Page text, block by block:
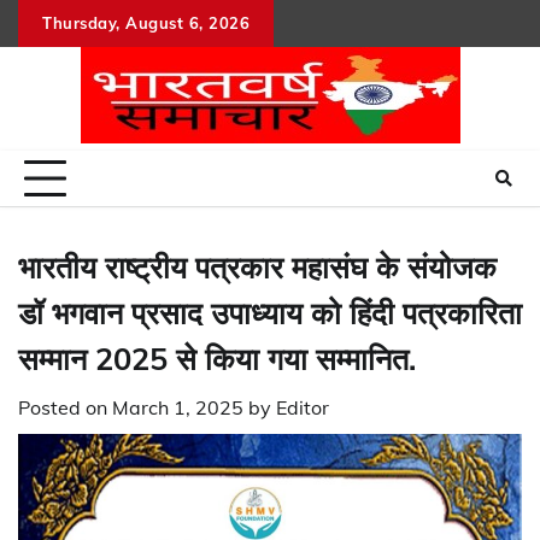
to
Thursday, August 6, 2026
भारतीय राष्ट्रीय पत्रकार महासंघ के संयोजक
डॉ भगवान प्रसाद उपाध्याय को हिंदी पत्रकारिता
सम्मान 2025 से किया गया सम्मानित.
Posted on March 1, 2025 by Editor